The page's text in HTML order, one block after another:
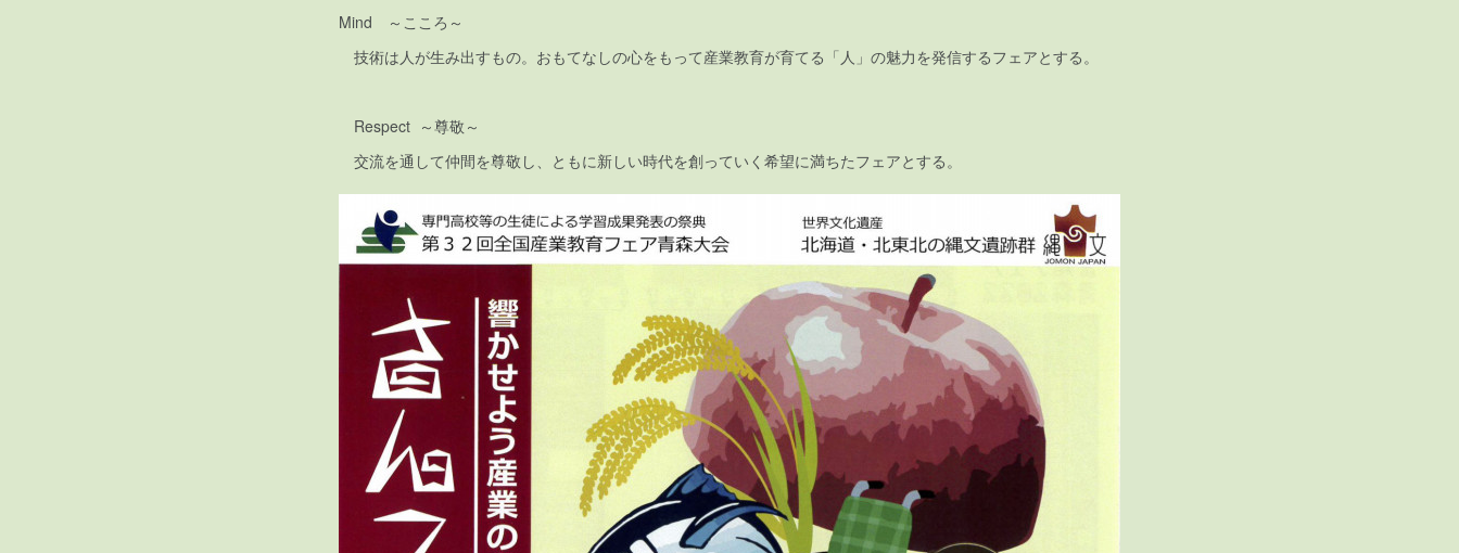
Mind ～こころ～
技術は人が生み出すもの。おもてなしの心をもって産業教育が育てる「人」の魅力を発信するフェアとする。
Respect ～尊敬～
交流を通して仲間を尊敬し、ともに新しい時代を創っていく希望に満ちたフェアとする。